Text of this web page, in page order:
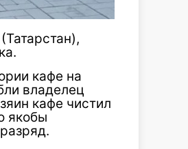
кафе на
владелец
кафе чистил
якобы